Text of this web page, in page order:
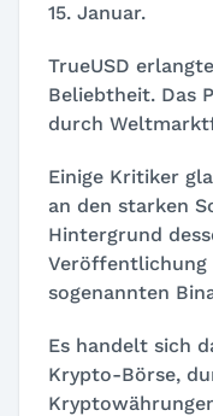
15. Januar.
TrueUSD
Beliebtheit. Das
durch
Einige Kritiker
an den starken
Hintergrund
Veröffentlichung
sogenannten
Es handelt sich
Krypto-Börse,